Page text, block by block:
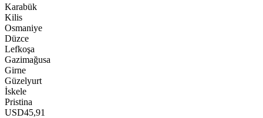
Karabük
Kilis
Osmaniye
Düzce
Lefkoşa
Gazimağusa
Girne
Güzelyurt
İskele
Pristina
USD45,91